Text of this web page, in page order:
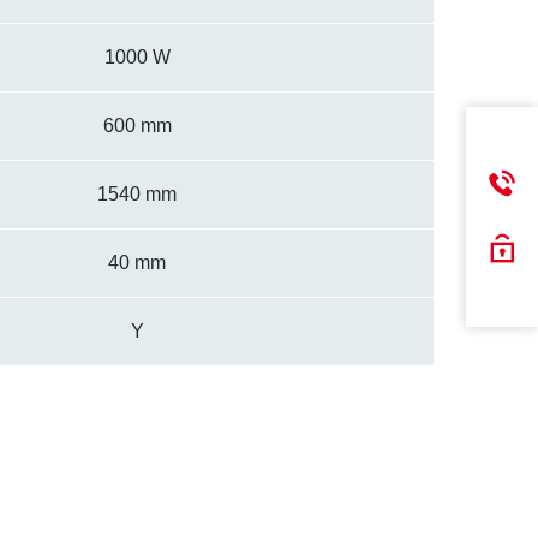
1000 W
600 mm
1540 mm
40 mm
Y